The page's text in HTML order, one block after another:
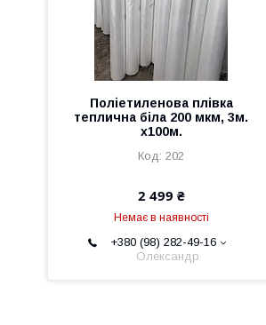
Поліетиленова плівка
теплична біла 200 мкм, 3м.
х100м.
202
2 499 ₴
Немає в наявності
+380 (98) 282-49-16
Олександр